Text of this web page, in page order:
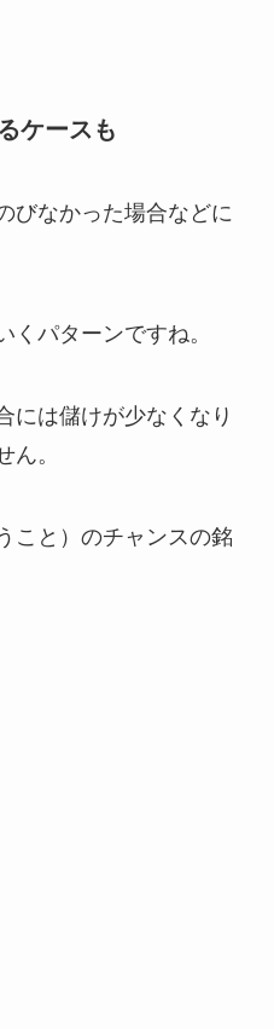
ケースも
びなかった場合などに
くパターンですね。
には儲けが少なくなり
ん。
こと）のチャンスの銘